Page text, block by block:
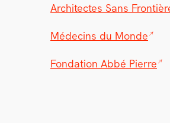
Archi­tectes Sans
Médecins du Monde
Fon­da­tion Abbé Pierre